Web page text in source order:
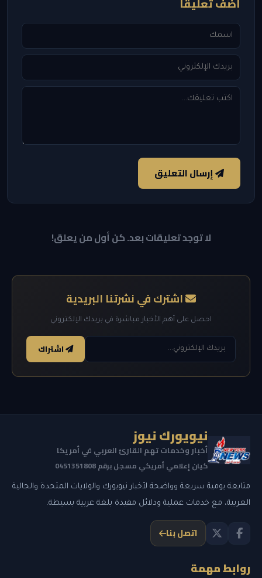
أضف تعليقاً
إرسال التعليق
لا توجد تعليقات بعد. كن أول من يعلق!
اشترك في نشرتنا البريدية
احصل على أهم الأخبار مباشرة في بريدك الإلكتروني
اشتراك
نيويورك نيوز
أخبار وخدمات تهم القارئ العربي في أمريكا
كيان إعلامي أمريكي مسجل برقم 0451351808
متابعة يومية سريعة وواضحة لأخبار نيويورك والولايات المتحدة والجالية
العربية، مع خدمات عملية ودلائل مفيدة بلغة عربية بسيطة.
اتصل بنا
روابط مهمة